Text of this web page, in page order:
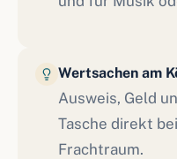
Wertsachen am
Ausweis, Geld
Tasche direkt
Frachtraum.